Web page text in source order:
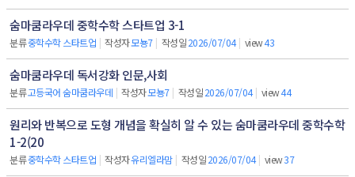
숨마쿰라우데 중학수학 스타트업 3-1
분류중학수학 스타트업 | 작성자모뇽7 | 작성일2026/07/04 | view43
숨마쿰라우데 독서강화 인문,사회
분류고등국어 숨마쿰라우데 | 작성자모뇽7 | 작성일2026/07/04 | view44
원리와 반복으로 도형 개념을 확실히 알 수 있는 숨마쿰라우데 중학수학
1-2(20
분류중학수학 스타트업 | 작성자유리엘라맘 | 작성일2026/07/04 | view37